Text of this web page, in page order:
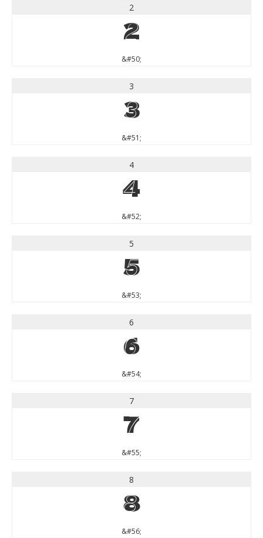
2
2
&#50;
3
3
&#51;
4
4
&#52;
5
5
&#53;
6
6
&#54;
7
7
&#55;
8
8
&#56;